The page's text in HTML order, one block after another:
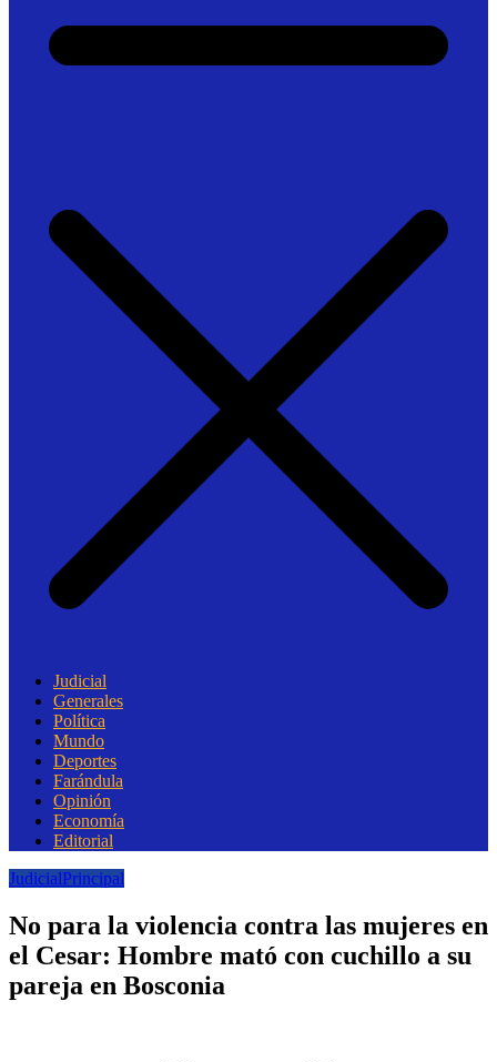
Judicial
Generales
Política
Mundo
Deportes
Farándula
Opinión
Economía
Editorial
JudicialPrincipal
No para la violencia contra las mujeres en
el Cesar: Hombre mató con cuchillo a su
pareja en Bosconia